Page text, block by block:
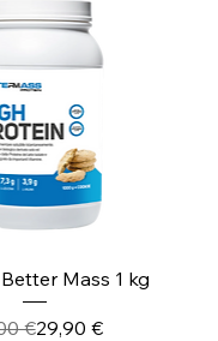
rapidaMass 1 kg
Prezzo regolare
€Prezzo scontato
29,90 €